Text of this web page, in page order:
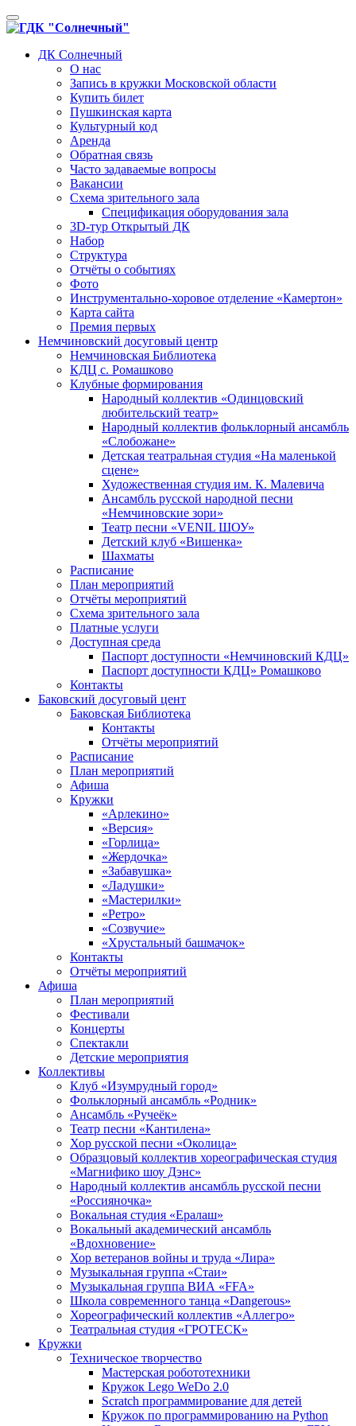
Toggle
navigation
ДК Солнечный
О нас
Запись в кружки Московской области
Купить билет
Пушкинская карта
Культурный код
Аренда
Обратная связь
Часто задаваемые вопросы
Вакансии
Схема зрительного зала
Спецификация оборудования зала
3D-тур Открытый ДК
Набор
Структура
Отчёты о событиях
Фото
Инструментально-хоровое отделение «Камертон»
Карта сайта
Премия первых
Немчиновский досуговый центр
Немчиновская Библиотека
КДЦ с. Ромашково
Клубные формирования
Народный коллектив «Одинцовский
любительский театр»
Народный коллектив фольклорный ансамбль
«Слобожане»
Детская театральная студия «На маленькой
сцене»
Художественная студия им. К. Малевича
Ансамбль русской народной песни
«Немчиновские зори»
Театр песни «VENIL ШОУ»
Детский клуб «Вишенка»
Шахматы
Расписание
План мероприятий
Отчёты мероприятий
Схема зрительного зала
Платные услуги
Доступная среда
Паспорт доступности «Немчиновский КДЦ»
Паспорт доступности КДЦ» Ромашково
Контакты
Баковский досуговый цент
Баковская Библиотека
Контакты
Отчёты мероприятий
Расписание
План мероприятий
Афиша
Кружки
«Арлекино»
«Версия»
«Горлица»
«Жердочка»
«Забавушка»
«Ладушки»
«Мастерилки»
«Ретро»
«Созвучие»
«Хрустальный башмачок»
Контакты
Отчёты мероприятий
Афиша
План мероприятий
Фестивали
Концерты
Спектакли
Детские мероприятия
Коллективы
Клуб «Изумрудный город»
Фольклорный ансамбль «Родник»
Ансамбль «Ручеёк»
Театр песни «Кантилена»
Хор русской песни «Околица»
Образцовый коллектив хореографическая студия
«Магнифико шоу Дэнс»
Народный коллектив ансамбль русской песни
«Россияночка»
Вокальная студия «Ералаш»
Вокальный академический ансамбль
«Вдохновение»
Хор ветеранов войны и труда «Лира»
Музыкальная группа «Стаи»
Музыкальная группа ВИА «FFA»
Школа современного танца «Dangerous»
Хореографический коллектив «Аллегро»
Театральная студия «ГРОТЕСК»
Кружки
Техническое творчество
Мастерская робототехники
Кружок Lego WeDo 2.0
Scratch программирование для детей
Кружок по программированию на Python